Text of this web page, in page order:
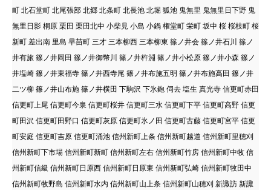
町 北石堂町 北尾張部 北郷 北条町 北長池 北堀 狐池 鬼無里 鬼無里日下野 鬼
無里日影 桐原 栗田 栗田北中 小柴見 小島 小鍋 権堂町 栄町 坂中 桜 桜枝町 桜
新町 差出南 里島 早苗町 三才 三本柳西 三本柳東 篠ノ井会 篠ノ井石川 篠ノ
井有旅 篠ノ井岡田 篠ノ井御幣川 篠ノ井杵淵 篠ノ井小松原 篠ノ井小森 篠ノ
井塩崎 篠ノ井東福寺 篠ノ井西寺尾 篠ノ井布施五明 篠ノ井布施高田 篠ノ井
二ツ柳 篠ノ井山布施 篠ノ井横田 下駒沢 下氷鉋 伺去 塩生 真光寺 信更町赤田
信更町上尾 信更町今泉 信更町桜井 信更町三水 信更町下平 信更町高野 信更
町田沢 信更町田野口 信更町灰原 信更町氷ノ田 信更町古藤 信更町宮平 信更
町安庭 信更町吉原 信更町涌池 信州新町上条 信州新町越道 信州新町里穂刈
信州新町下市場 信州新町新町 信州新町左右 信州新町竹房 信州新町中牧 信
州新町信級 信州新町日原西 信州新町日原東 信州新町弘崎 信州新町牧田中
信州新町牧野島 信州新町水内 信州新町山上条 信州新町山穂刈 新諏訪 新諏